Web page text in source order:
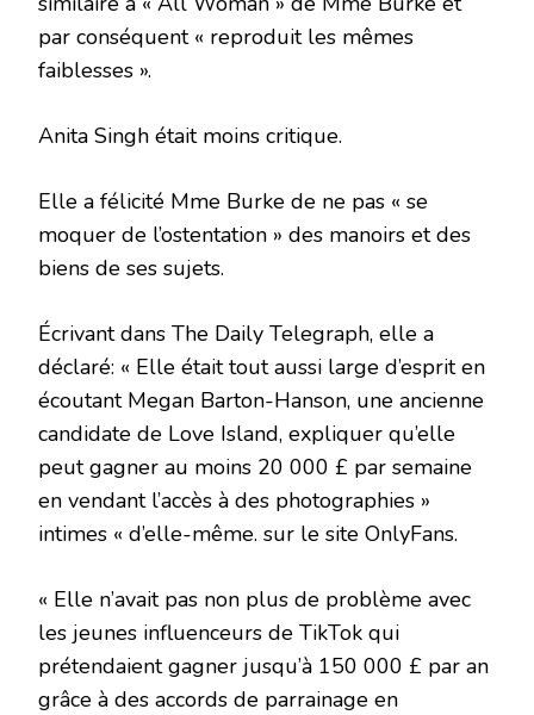
par conséquent « reproduit les mêmes
faiblesses ».
Anita Singh était moins critique.
Elle a félicité Mme Burke de ne pas « se
moquer de l’ostentation » des manoirs et des
biens de ses sujets.
Écrivant dans The Daily Telegraph, elle a
déclaré: « Elle était tout aussi large d’esprit en
écoutant Megan Barton-Hanson, une ancienne
candidate de Love Island, expliquer qu’elle
peut gagner au moins 20 000 £ par semaine
en vendant l’accès à des photographies »
intimes « d’elle-même. sur le site OnlyFans.
« Elle n’avait pas non plus de problème avec
les jeunes influenceurs de TikTok qui
prétendaient gagner jusqu’à 150 000 £ par an
grâce à des accords de parrainage en